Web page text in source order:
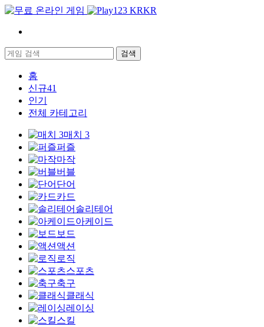
KR
검색
홈
신규41
인기
전체 카테고리
매치 3
퍼즐
마작
버블
단어
카드
솔리테어
아케이드
보드
액션
로직
스포츠
축구
클래식
레이싱
스킬